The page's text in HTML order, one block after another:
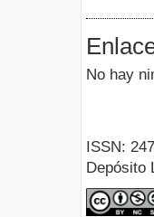
No hay
ISSN:
Depósito